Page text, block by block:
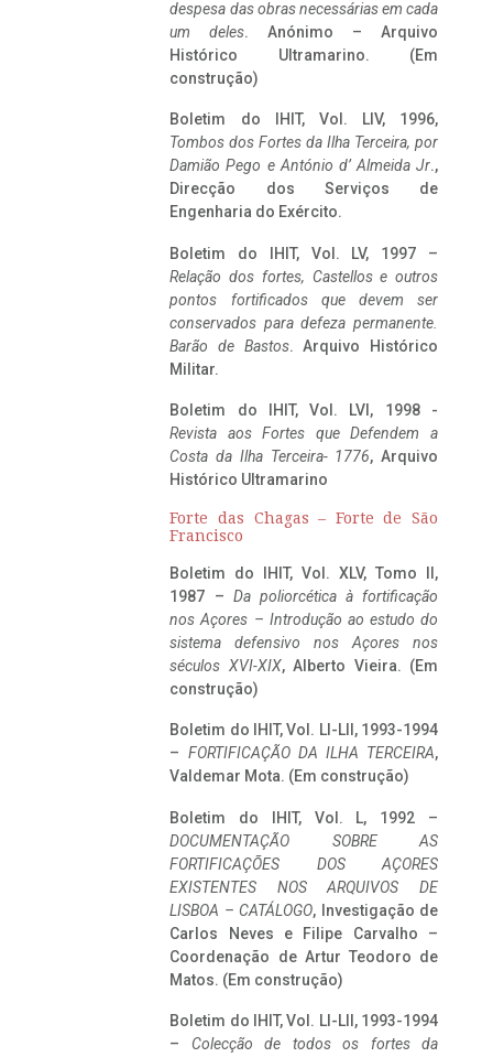
despesa das obras necessárias em cada
um deles. Anónimo – Arquivo
Histórico Ultramarino. (Em
construção)
Boletim do IHIT, Vol. LIV, 1996,
Tombos dos Fortes da Ilha Terceira, por
Damião Pego e António d’ Almeida Jr.,
Direcção dos Serviços de
Engenharia do Exército.
Boletim do IHIT, Vol. LV, 1997 –
Relação dos fortes, Castellos e outros
pontos fortificados que devem ser
conservados para defeza permanente.
Barão de Bastos. Arquivo Histórico
Militar.
Boletim do IHIT, Vol. LVI, 1998 -
Revista aos Fortes que Defendem a
Costa da Ilha Terceira- 1776, Arquivo
Histórico Ultramarino
Forte das Chagas – Forte de São
Francisco
Boletim do IHIT, Vol. XLV, Tomo II,
1987 – Da poliorcética à fortificação
nos Açores – Introdução ao estudo do
sistema defensivo nos Açores nos
séculos XVI-XIX, Alberto Vieira. (Em
construção)
Boletim do IHIT, Vol. LI-LII, 1993-1994
– FORTIFICAÇÃO DA ILHA TERCEIRA,
Valdemar Mota. (Em construção)
Boletim do IHIT, Vol. L, 1992 –
DOCUMENTAÇÃO SOBRE AS
FORTIFICAÇÕES DOS AÇORES
EXISTENTES NOS ARQUIVOS DE
LISBOA – CATÁLOGO, Investigação de
Carlos Neves e Filipe Carvalho –
Coordenação de Artur Teodoro de
Matos. (Em construção)
Boletim do IHIT, Vol. LI-LII, 1993-1994
– Colecção de todos os fortes da